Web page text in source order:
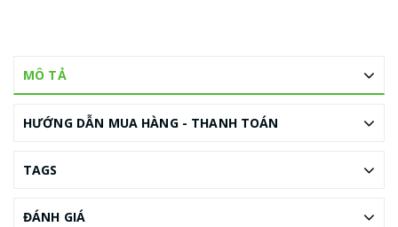
MÔ TẢ
HƯỚNG DẪN MUA HÀNG - THANH TOÁN
TAGS
ĐÁNH GIÁ